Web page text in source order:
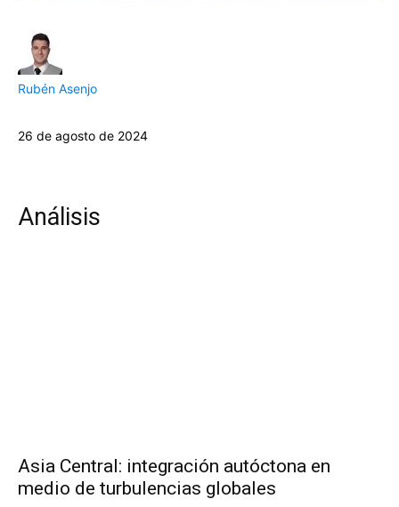
Rubén Asenjo
26 de agosto de 2024
Análisis
Asia Central: integración autóctona en
medio de turbulencias globales